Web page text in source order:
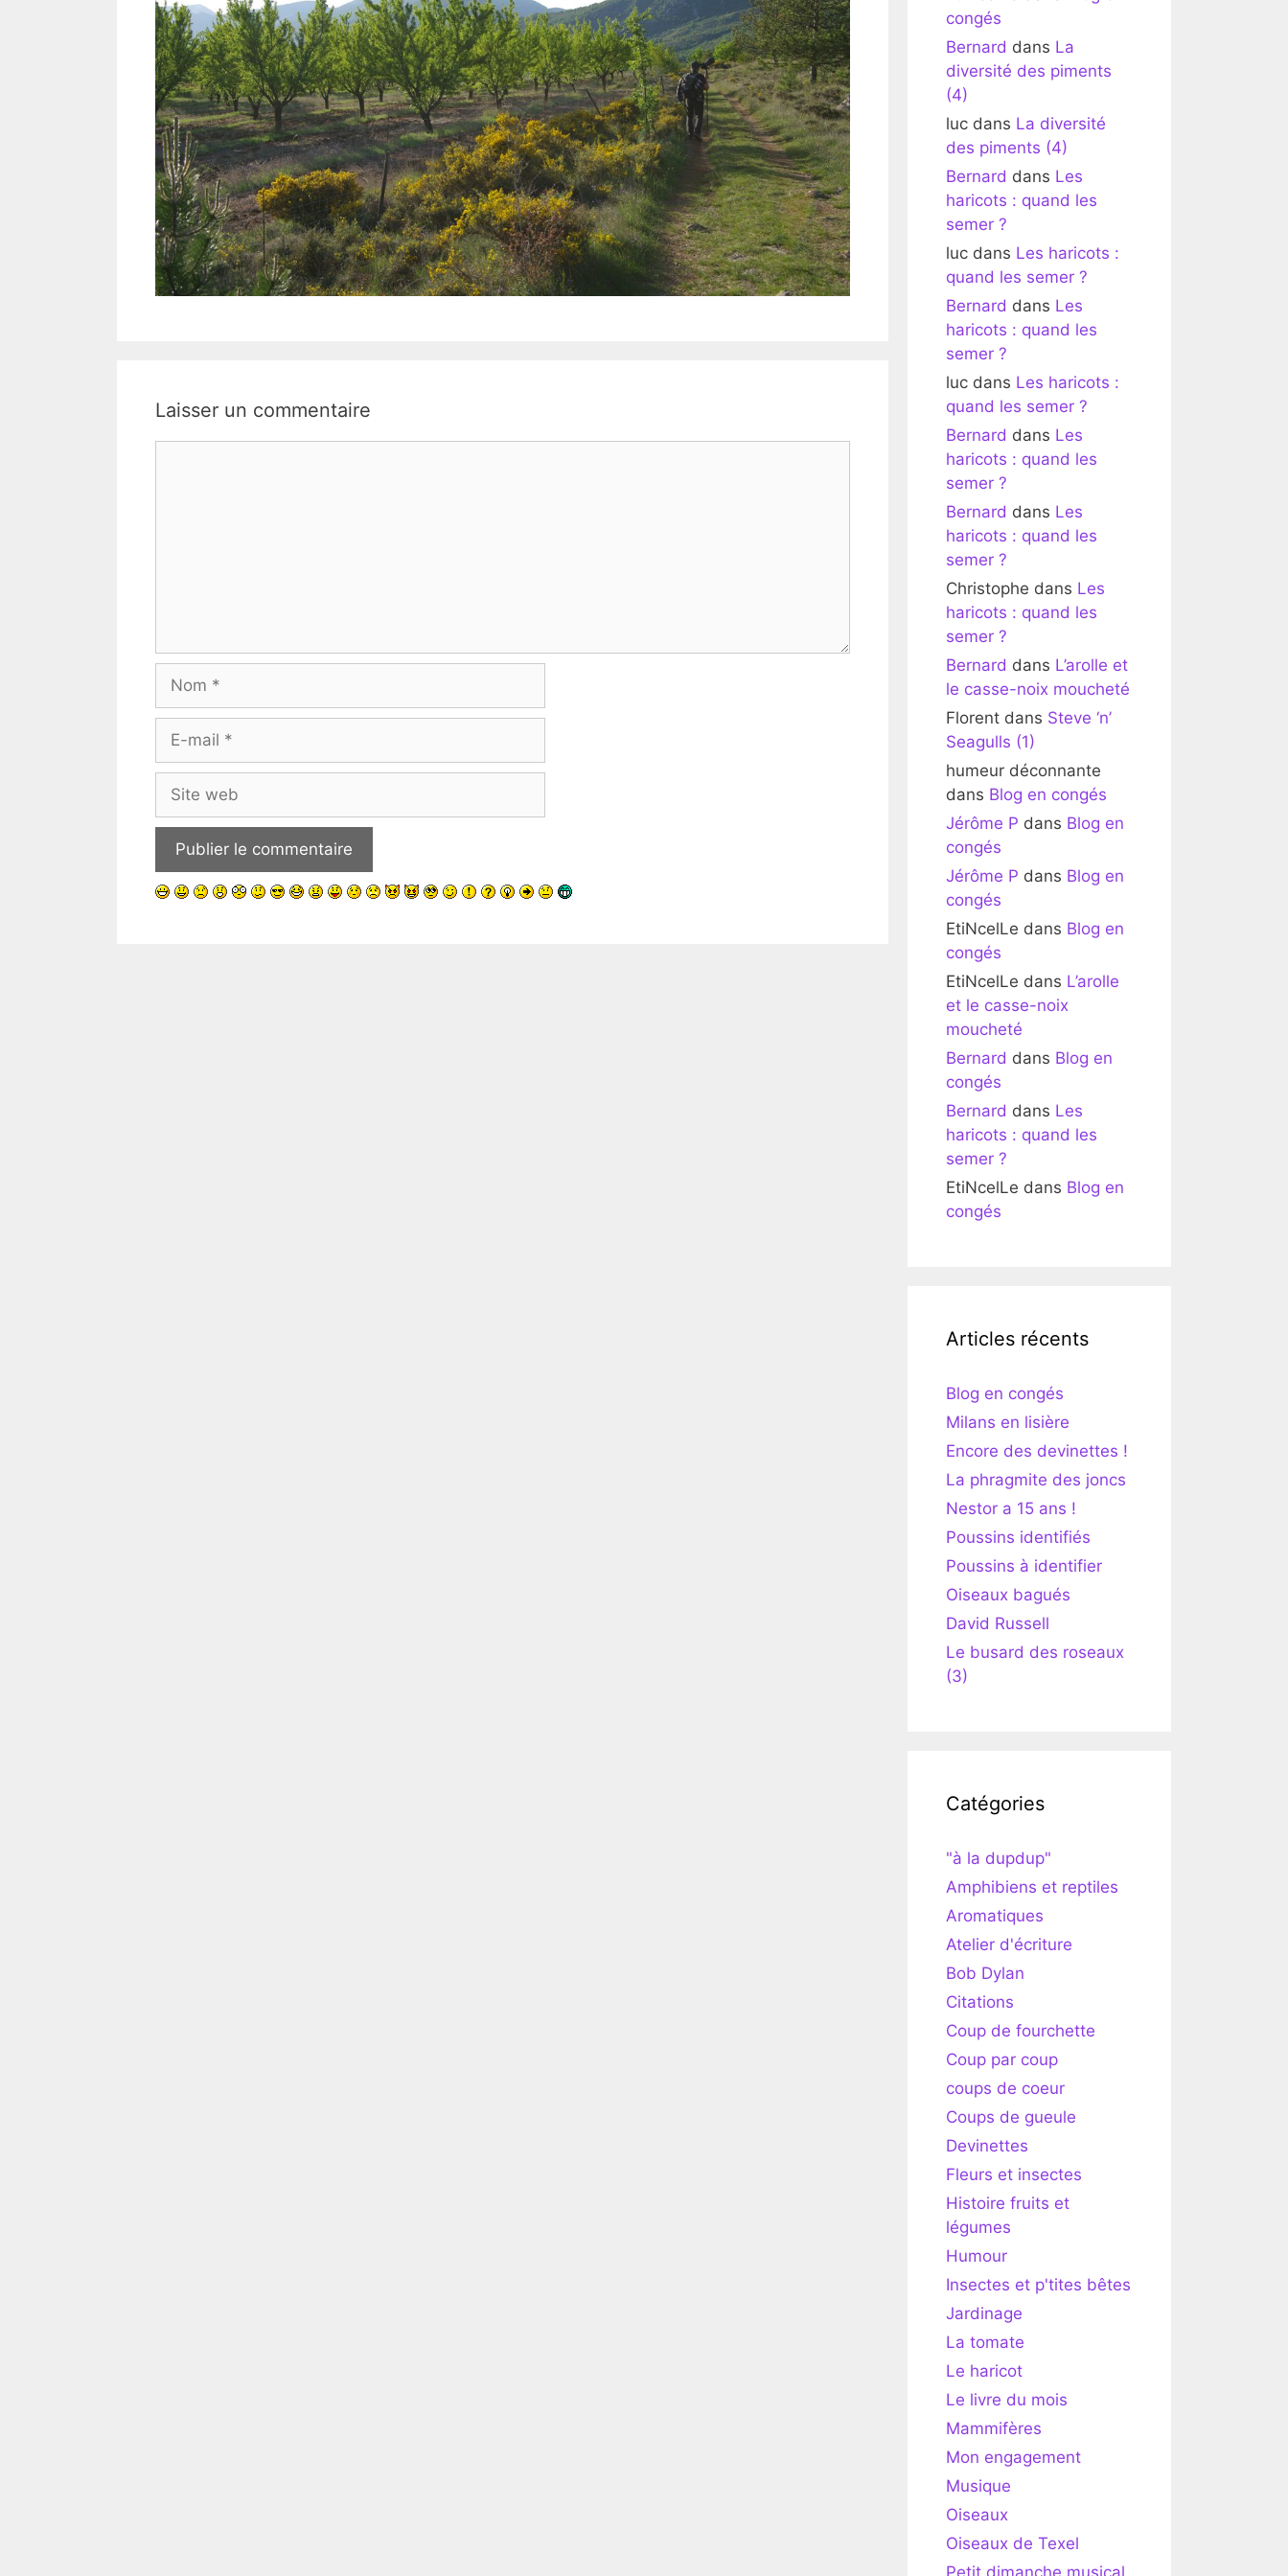
Laisser un commentaire
mail
web
congés
Bernard dans La
diversité des piments
(4)
luc dans La diversité
des piments (4)
Bernard dans Les
haricots : quand les
semer ?
luc dans Les haricots :
quand les semer ?
Bernard dans Les
haricots : quand les
semer ?
luc dans Les haricots :
quand les semer ?
Bernard dans Les
haricots : quand les
semer ?
Bernard dans Les
haricots : quand les
semer ?
Christophe dans Les
haricots : quand les
semer ?
Bernard dans L’arolle et
le casse-noix moucheté
Florent dans Steve ‘n’
Seagulls (1)
humeur déconnante
dans Blog en congés
Jérôme P dans Blog en
congés
Jérôme P dans Blog en
congés
EtiNcelLe dans Blog en
congés
EtiNcelLe dans L’arolle
et le casse-noix
moucheté
Bernard dans Blog en
congés
Bernard dans Les
haricots : quand les
semer ?
EtiNcelLe dans Blog en
congés
Articles récents
Blog en congés
Milans en lisière
Encore des devinettes !
La phragmite des joncs
Nestor a 15 ans !
Poussins identifiés
Poussins à identifier
Oiseaux bagués
David Russell
Le busard des roseaux
(3)
Catégories
"à la dupdup"
Amphibiens et reptiles
Aromatiques
Atelier d'écriture
Bob Dylan
Citations
Coup de fourchette
Coup par coup
coups de coeur
Coups de gueule
Devinettes
Fleurs et insectes
Histoire fruits et
légumes
Humour
Insectes et p'tites bêtes
Jardinage
La tomate
Le haricot
Le livre du mois
Mammifères
Mon engagement
Musique
Oiseaux
Oiseaux de Texel
Petit dimanche musical